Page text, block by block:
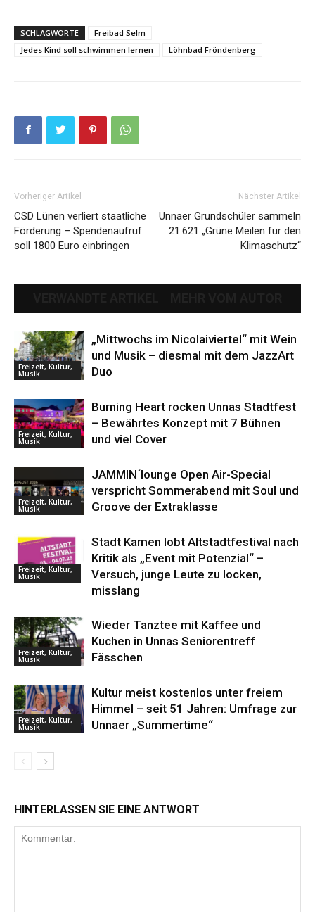
SCHLAGWORTE
Freibad Selm
Jedes Kind soll schwimmen lernen
Löhnbad Fröndenberg
Vorheriger Artikel
CSD Lünen verliert staatliche
Förderung – Spendenaufruf
soll 1800 Euro einbringen
Nächster Artikel
Unnaer Grundschüler sammeln
21.621 „Grüne Meilen für den
Klimaschutz“
Freizeit, Kultur,
Musik
„Mittwochs im Nicolaiviertel“ mit Wein
und Musik – diesmal mit dem JazzArt
Duo
Freizeit, Kultur,
Musik
Burning Heart rocken Unnas Stadtfest
– Bewährtes Konzept mit 7 Bühnen
und viel Cover
Freizeit, Kultur,
Musik
JAMMIN´lounge Open Air-Special
verspricht Sommerabend mit Soul und
Groove der Extraklasse
Freizeit, Kultur,
Musik
Stadt Kamen lobt Altstadtfestival nach
Kritik als „Event mit Potenzial“ –
Versuch, junge Leute zu locken,
misslang
Freizeit, Kultur,
Musik
Wieder Tanztee mit Kaffee und
Kuchen in Unnas Seniorentreff
Fässchen
Freizeit, Kultur,
Musik
Kultur meist kostenlos unter freiem
Himmel – seit 51 Jahren: Umfrage zur
Unnaer „Summertime“
HINTERLASSEN SIE EINE ANTWORT